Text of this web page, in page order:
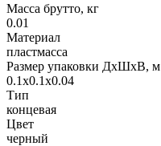
Масса брутто, кг
0.01
Материал
пластмасса
Размер упаковки ДхШхВ, м
0.1x0.1x0.04
Тип
концевая
Цвет
черный